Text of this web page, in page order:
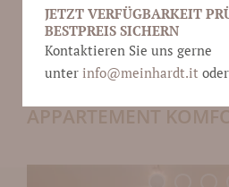
JETZT VERFÜGBARKEIT
BESTPREIS SICHERN
Kontaktieren Sie uns gerne
unter info@meinhardt.it oder
APPARTEMENT